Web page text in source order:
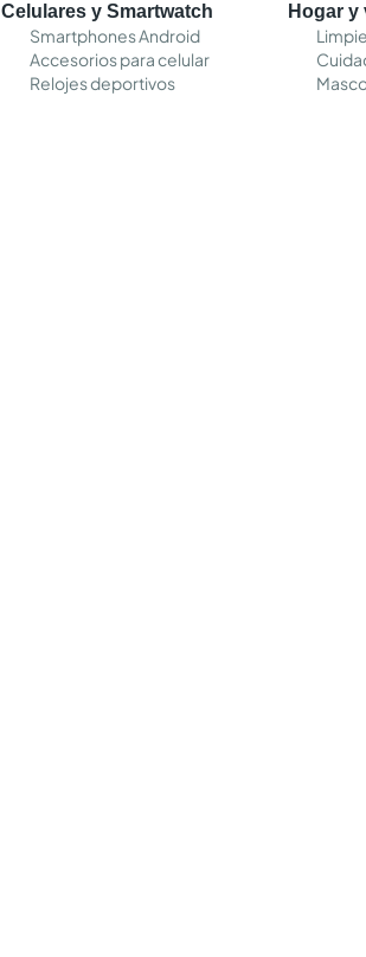
Celulares y Smartwatch
Smartphones Android
Accesorios para celular
Relojes deportivos
Hogar y